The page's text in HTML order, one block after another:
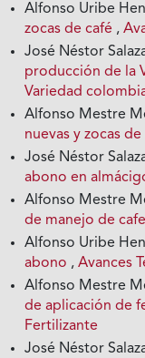
Alfonso Uribe
zocas de café ,
José Néstor
producción de la
Variedad
Alfonso Mestre
nuevas y zocas de
José Néstor
abono en
Alfonso Mestre
de manejo de
Alfonso Uribe
abono ,Avances
Alfonso Mestre
de aplicación de
Fertilizante
José Néstor